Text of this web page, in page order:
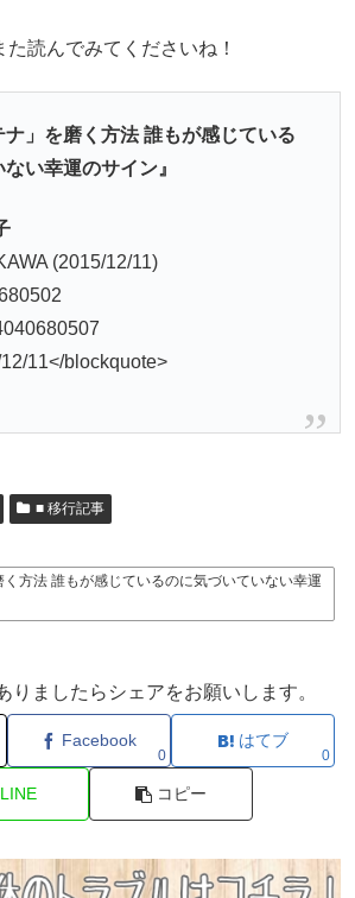
読んでみてくださいね！
ナ」を磨く方法 誰もが感じている
い幸運のサイン』
(2015/12/11)
11</blockquote>
■ 移行記事
く方法 誰もが感じているのに気づいていない幸運
りましたらシェアをお願いします。
Facebook
0
はてブ
0
LINE コピー